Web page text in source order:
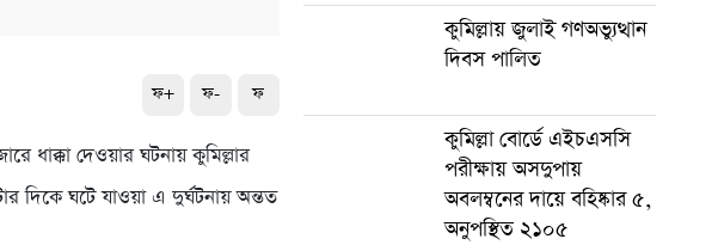
ফ+ ফ- ফ
ধাক্কা দেওয়ার ঘটনায় কুমিল্লার
দিকে ঘটে যাওয়া এ দুর্ঘটনায় অন্তত
কুমিল্লায় জুলাই গণঅভ্যুত্থান
দিবস পালিত
কুমিল্লা বোর্ডে এইচএসসি
পরীক্ষায় অসদুপায়
অবলম্বনের দায়ে বহিষ্কার ৫,
অনুপস্থিত ২১০৫